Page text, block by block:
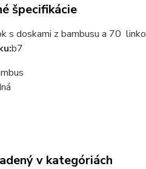
špecifikácie
s doskami z bambusu a 70
b7
v kategóriách